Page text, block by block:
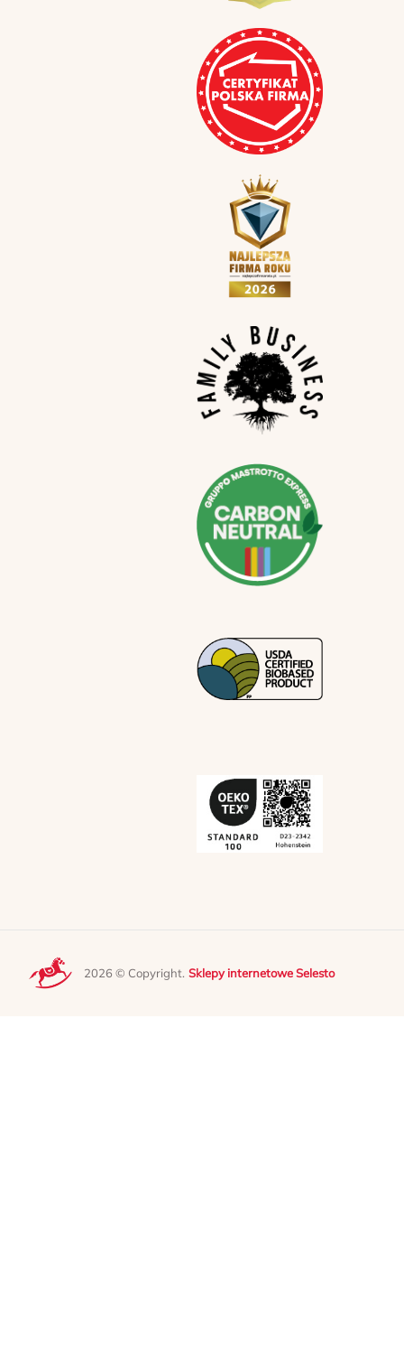
2026 © Copyright. Sklepy internetowe Selesto